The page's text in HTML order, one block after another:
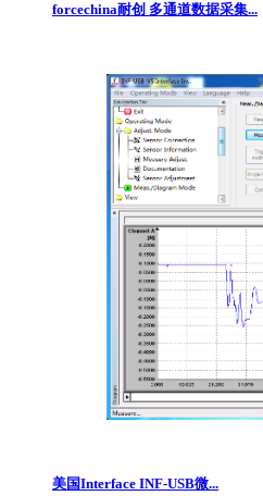
forcechina耐创 多通道数据采集...
美国Interface INF-USB微...